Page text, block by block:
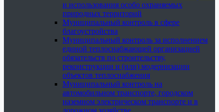
и использования особо охраняемых
природных территорий
Муниципальный контроль в сфере
благоустройства
Муниципальный контроль за исполнением
единой теплоснабжающей организацией
обязательств по строительству,
реконструкции и (или) модернизации
объектов теплоснабжения
Муниципальный контроль на
автомобильном транспорте, городском
наземном электрическом транспорте и в
дорожном хозяйстве